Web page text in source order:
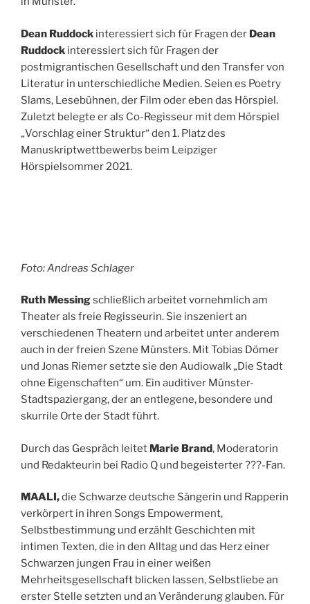
Dean Ruddock interessiert sich für Fragen der Dean
Ruddock interessiert sich für Fragen der
postmigrantischen Gesellschaft und den Transfer von
Literatur in unterschiedliche Medien. Seien es Poetry
Slams, Lesebühnen, der Film oder eben das Hörspiel.
Zuletzt belegte er als Co-Regisseur mit dem Hörspiel
„Vorschlag einer Struktur“ den 1. Platz des
Manuskriptwettbewerbs beim Leipziger
Hörspielsommer 2021.
Foto: Andreas Schlager
Ruth Messingschließlich arbeitet vornehmlich am
Theater als freie Regisseurin. Sie inszeniert an
verschiedenen Theatern und arbeitet unter anderem
auch in der freien Szene Münsters. Mit Tobias Dömer
und Jonas Riemer setzte sie den Audiowalk „Die Stadt
ohne Eigenschaften“ um. Ein auditiver Münster-
Stadtspaziergang, der an entlegene, besondere und
skurrile Orte der Stadt führt.
Durch das Gespräch leitet Marie Brand, Moderatorin
und Redakteurin bei Radio Q und begeisterter ???-Fan.
MAALI,die Schwarze deutsche Sängerin und Rapperin
verkörpert in ihren Songs Empowerment,
Selbstbestimmung und erzählt Geschichten mit
intimen Texten, die in den Alltag und das Herz einer
Schwarzen jungen Frau in einer weißen
Mehrheitsgesellschaft blicken lassen, Selbstliebe an
erster Stelle setzten und an Veränderung glauben. Für